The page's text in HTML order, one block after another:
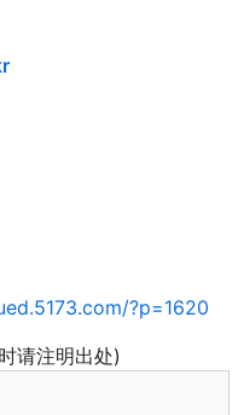
?p=1620
请注明出处)